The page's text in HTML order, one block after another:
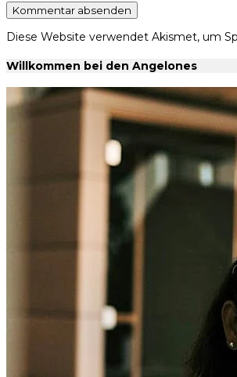
Diese Website verwendet Akismet, um
Willkommen bei den Angelones